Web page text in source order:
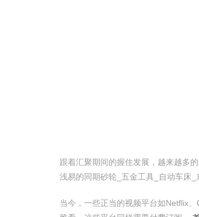
跟着汇聚期间的握住发展，越来越多
浅易的同期砂轮_五金工具_自动车床_
当今，一些正当的视频平台如Netflix